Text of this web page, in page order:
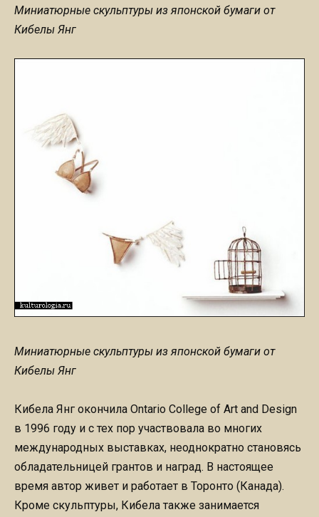
Миниатюрные скульптуры из японской бумаги от
Кибелы Янг
Миниатюрные скульптуры из японской бумаги от
Кибелы Янг
Кибела Янг окончила Ontario College of Art and Design
в 1996 году и с тех пор участвовала во многих
международных выставках, неоднократно становясь
обладательницей грантов и наград. В настоящее
время автор живет и работает в Торонто (Канада).
Кроме скульптуры, Кибела также занимается